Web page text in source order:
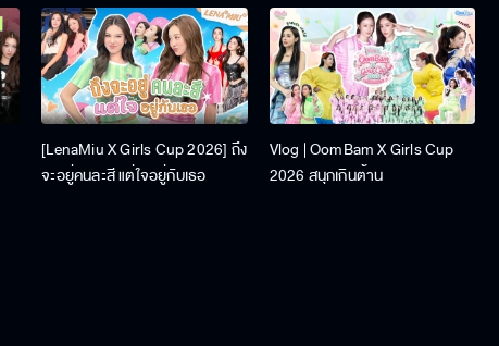
[LenaMiu X Girls Cup 2026] ถึง
จะอยู่คนละสี แต่ใจอยู่กับเธอ
Vlog | OomBam X Girls Cup
2026 สนุกเกินต้าน